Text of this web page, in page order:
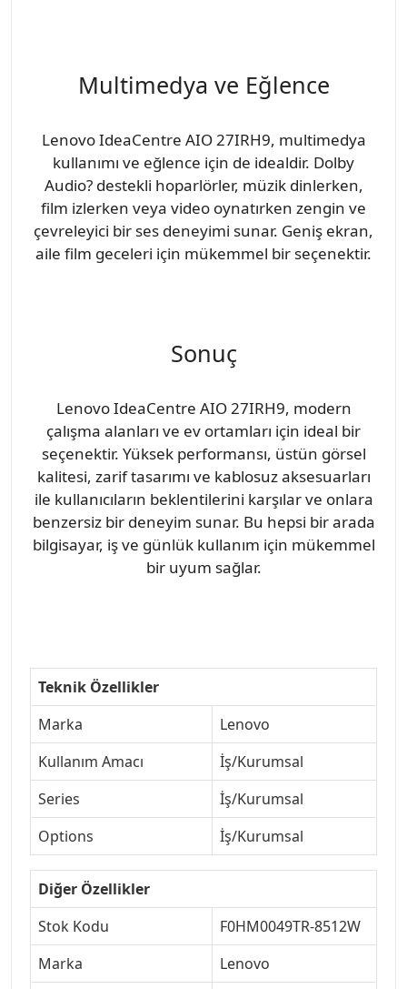
Multimedya ve Eğlence
Lenovo IdeaCentre AIO 27IRH9, multimedya
kullanımı ve eğlence için de idealdir. Dolby
Audio? destekli hoparlörler, müzik dinlerken,
film izlerken veya video oynatırken zengin ve
çevreleyici bir ses deneyimi sunar. Geniş ekran,
aile film geceleri için mükemmel bir seçenektir.
Sonuç
Lenovo IdeaCentre AIO 27IRH9, modern
çalışma alanları ve ev ortamları için ideal bir
seçenektir. Yüksek performansı, üstün görsel
kalitesi, zarif tasarımı ve kablosuz aksesuarları
ile kullanıcıların beklentilerini karşılar ve onlara
benzersiz bir deneyim sunar. Bu hepsi bir arada
bilgisayar, iş ve günlük kullanım için mükemmel
bir uyum sağlar.
Teknik Özellikler
Marka
Lenovo
Kullanım Amacı
İş/Kurumsal
Series
İş/Kurumsal
Options
İş/Kurumsal
Diğer Özellikler
Stok Kodu
F0HM0049TR-8512W
Marka
Lenovo